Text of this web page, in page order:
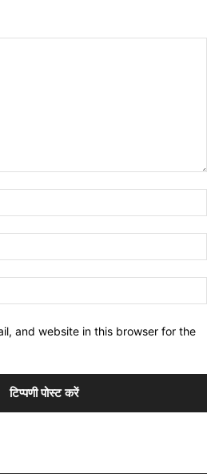
and website in this browser for the